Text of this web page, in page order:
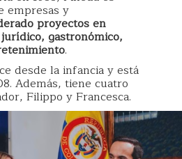
empresas y
proyectos en
gastronómico,
.
desde la infancia y está
Además, tiene cuatro
Filippo y Francesca.